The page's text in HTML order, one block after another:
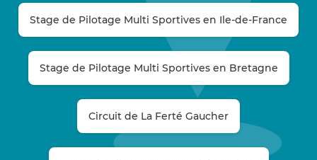
Stage de Pilotage Multi Sportives en Ile-de-France
Stage de Pilotage Multi Sportives en Bretagne
Circuit de La Ferté Gaucher